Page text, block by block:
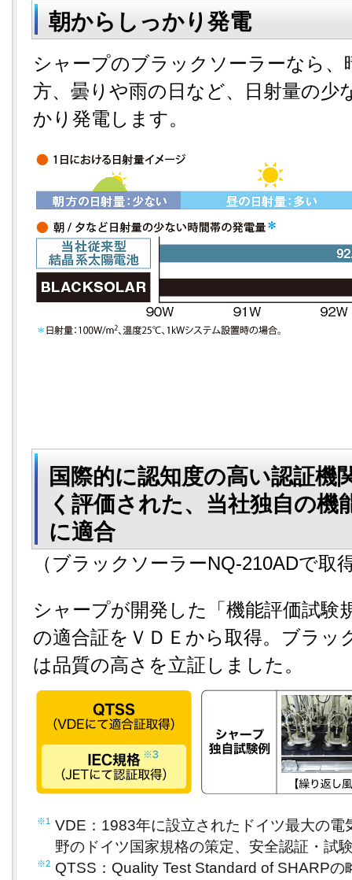
朝からしっかり発電
シャープのブラックソーラーなら、
方、曇りや雨の日など、日射量の少
かり発電します。
国際的に認知度の高い認証機
く評価された、当社独自の機
に適合
（ブラックソーラーNQ-210ADで取
シャープが開発した「機能評価試験
の適合証をＶＤＥから取得。ブラッ
は品質の高さを立証しました。
※1
VDE：1983年に設立されたドイツ最大の電
野のドイツ国家規格の策定、安全認証・試
※2 QTSS：Quality Test Standard of SHARPの